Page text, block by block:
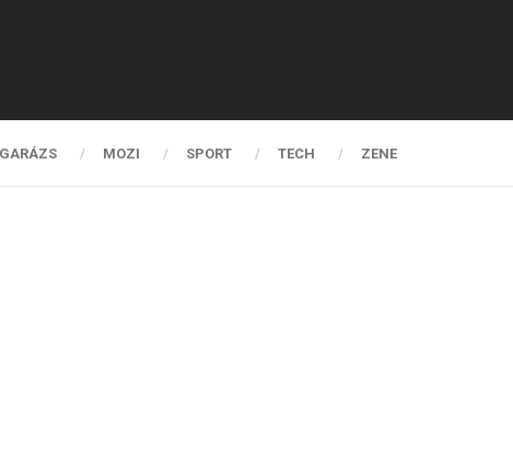
GARÁZS MOZI SPORT TECH ZENE